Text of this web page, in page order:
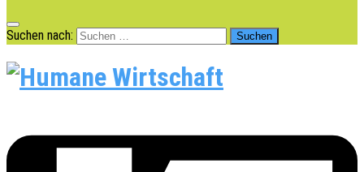
Suchen nach: